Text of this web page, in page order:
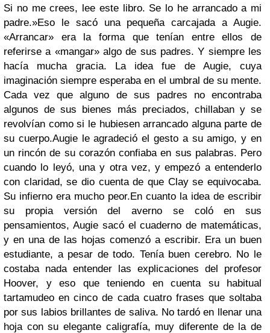
Si no me crees, lee este libro. Se lo he arrancado a mi
padre.»Eso le sacó una pequeña carcajada a Augie.
«Arrancar» era la forma que tenían entre ellos de
referirse a «mangar» algo de sus padres. Y siempre les
hacía mucha gracia. La idea fue de Augie, cuya
imaginación siempre esperaba en el umbral de su mente.
Cada vez que alguno de sus padres no encontraba
algunos de sus bienes más preciados, chillaban y se
revolvían como si le hubiesen arrancado alguna parte de
su cuerpo.Augie le agradeció el gesto a su amigo, y en
un rincón de su corazón confiaba en sus palabras. Pero
cuando lo leyó, una y otra vez, y empezó a entenderlo
con claridad, se dio cuenta de que Clay se equivocaba.
Su infierno era mucho peor.En cuanto la idea de escribir
su propia versión del averno se coló en sus
pensamientos, Augie sacó el cuaderno de matemáticas,
y en una de las hojas comenzó a escribir. Era un buen
estudiante, a pesar de todo. Tenía buen cerebro. No le
costaba nada entender las explicaciones del profesor
Hoover, y eso que teniendo en cuenta su habitual
tartamudeo en cinco de cada cuatro frases que soltaba
por sus labios brillantes de saliva. No tardó en llenar una
hoja con su elegante caligrafía, muy diferente de la de